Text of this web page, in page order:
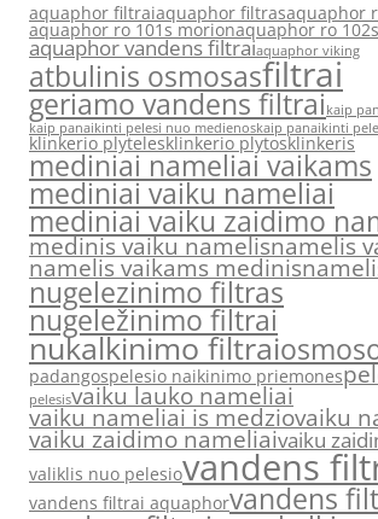
aquaphor filtraiaquaphor filtrasaquaphor
aquaphor ro 101s morionaquaphor ro 102s
aquaphor vandens filtraiaquaphor viking
atbulinis osmosasfiltrai
geriamo vandens filtraikaip
kaip panaikinti pelesi nuo medienoskaip panaikinti
klinkerio plytelesklinkerio plytosklinkeris
mediniai nameliai vaikams
mediniai vaiku nameliai
mediniai vaiku zaidimo
medinis vaiku namelisnamelis
namelis vaikams medinis
nugelezinimo filtras
nugeležinimo filtrai
nukalkinimo filtrai
padangospelesio naikinimo priemones
pelesisvaiku lauko nameliai
vaiku nameliai is medziovaiku
vaiku zaidimo nameliaivaiku
valiklis nuo pelesiovandens
vandens filtrai aquaphorvandens